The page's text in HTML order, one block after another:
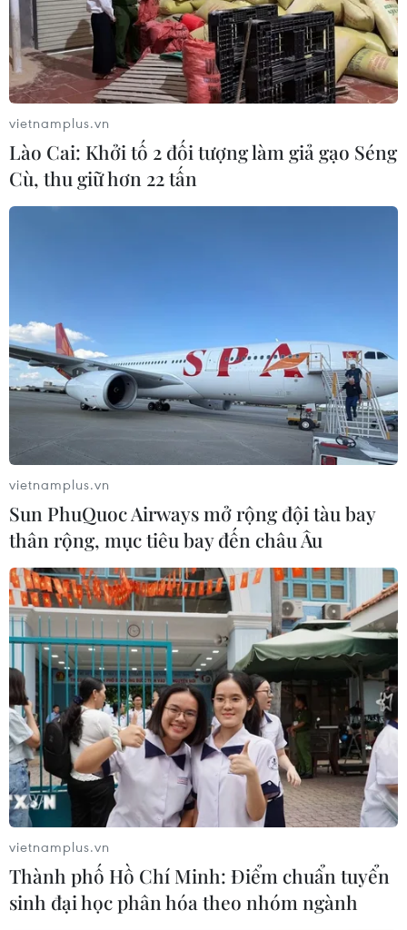
vietnamplus.vn
Lào Cai: Khởi tố 2 đối tượng làm giả gạo Séng
Cù, thu giữ hơn 22 tấn
vietnamplus.vn
Sun PhuQuoc Airways mở rộng đội tàu bay
thân rộng, mục tiêu bay đến châu Âu
vietnamplus.vn
Thành phố Hồ Chí Minh: Điểm chuẩn tuyển
sinh đại học phân hóa theo nhóm ngành